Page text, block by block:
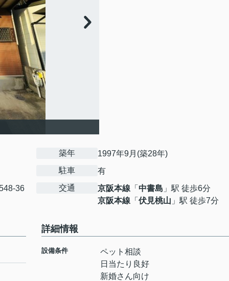
36
築年
1997年9月(築28年)
駐車
有
交通
京阪本線 「 中書島 」駅 徒歩6分
京阪本線 「 伏見桃山 」駅 徒歩7分
詳細情報
設備条件
ペット相談
日当たり良好
新婚さん向け